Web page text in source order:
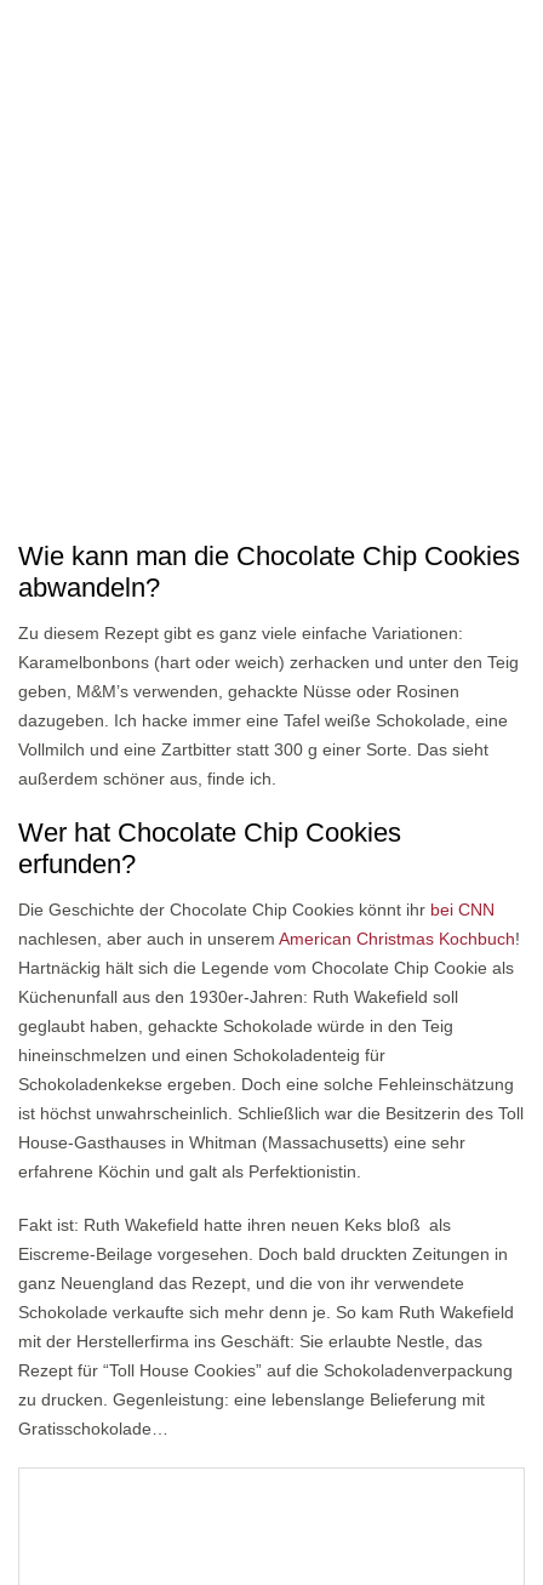
Wie kann man die Chocolate Chip Cookies
abwandeln?
Zu diesem Rezept gibt es ganz viele einfache Variationen:
Karamelbonbons (hart oder weich) zerhacken und unter den Teig
geben, M&M’s verwenden, gehackte Nüsse oder Rosinen
dazugeben. Ich hacke immer eine Tafel weiße Schokolade, eine
Vollmilch und eine Zartbitter statt 300 g einer Sorte. Das sieht
außerdem schöner aus, finde ich.
Wer hat Chocolate Chip Cookies
erfunden?
Die Geschichte der Chocolate Chip Cookies könnt ihr bei CNN
nachlesen, aber auch in unserem American Christmas Kochbuch!
Hartnäckig hält sich die Legende vom Chocolate Chip Cookie als
Küchenunfall aus den 1930er-Jahren: Ruth Wakefield soll
geglaubt haben, gehackte Schokolade würde in den Teig
hineinschmelzen und einen Schokoladenteig für
Schokoladenkekse ergeben. Doch eine solche Fehleinschätzung
ist höchst unwahrscheinlich. Schließlich war die Besitzerin des Toll
House-Gasthauses in Whitman (Massachusetts) eine sehr
erfahrene Köchin und galt als Perfektionistin.
Fakt ist: Ruth Wakefield hatte ihren neuen Keks bloß als
Eiscreme-Beilage vorgesehen. Doch bald druckten Zeitungen in
ganz Neuengland das Rezept, und die von ihr verwendete
Schokolade verkaufte sich mehr denn je. So kam Ruth Wakefield
mit der Herstellerfirma ins Geschäft: Sie erlaubte Nestle, das
Rezept für “Toll House Cookies” auf die Schokoladenverpackung
zu drucken. Gegenleistung: eine lebenslange Belieferung mit
Gratisschokolade…